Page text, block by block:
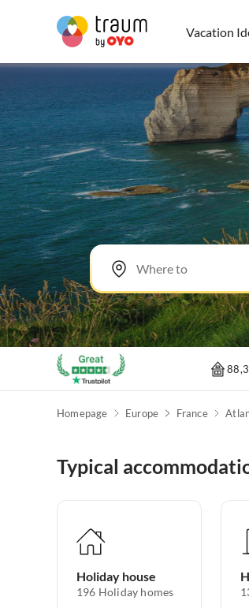
Vacation
Homepage Europe France
Typical
Holiday house
196 Holiday homes